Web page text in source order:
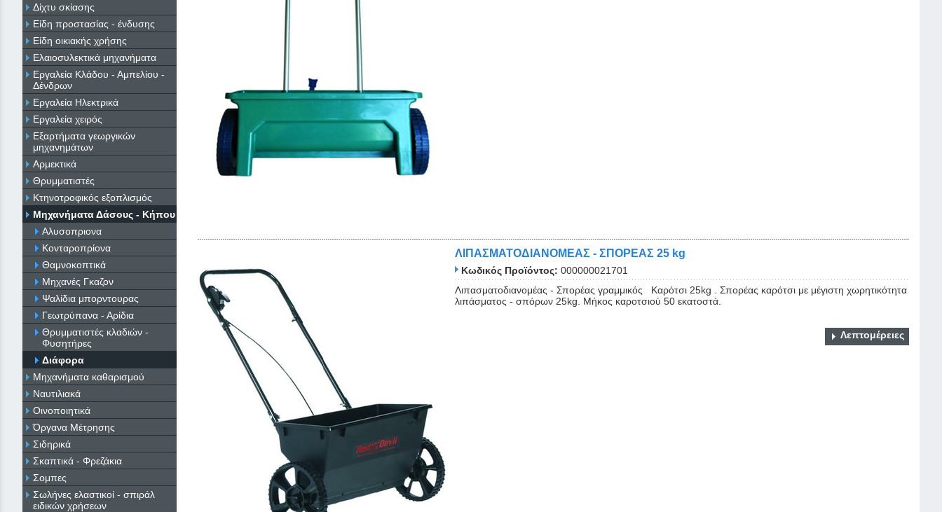
Δίχτυ σκίασης
Είδη προστασίας - ένδυσης
Είδη οικιακής χρήσης
Ελαιοσυλεκτικά μηχανήματα
Εργαλεία Κλάδου - Αμπελίου -
Δένδρων
Εργαλεία Ηλεκτρικά
Εργαλεία χειρός
Εξαρτήματα γεωργικών
μηχανημάτων
Αρμεκτικά
Θρυμματιστές
Κτηνοτροφικός εξοπλισμός
Μηχανήματα Δάσους - Κήπου
Αλυσοπριονα
Κονταροπρίονα
Θαμνοκοπτικά
Μηχανές Γκαζον
Ψαλίδια μπορντουρας
Γεωτρύπανα - Αρίδια
Θρυμματιστές κλαδιών -
Φυσητήρες
Διάφορα
Μηχανήματα καθαρισμού
Ναυτιλιακά
Οινοποιητικά
Όργανα Μέτρησης
Σιδηρικά
Σκαπτικά - Φρεζάκια
Σομπες
Σωλήνες ελαστικοί - σπιράλ
ειδικών χρήσεων
ΛΙΠΑΣΜΑΤΟΔΙΑΝΟΜΕΑΣ - ΣΠΟΡΕΑΣ 25 kg
Κωδικός Προϊόντος: 000000021701
Λιπασματοδιανομέας - Σπορέας γραμμικός Καρότσι 25kg . Σπορέας καρότσι με μέγιστη χωρητικότητα
λιπάσματος - σπόρων 25kg. Μήκος καροτσιού 50 εκατοστά.
Λεπτομέρειες